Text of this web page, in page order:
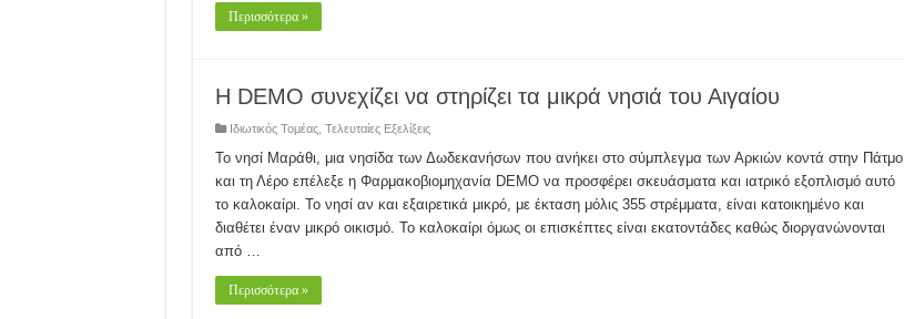
Περισσότερα »
Η DEMO συνεχίζει να στηρίζει τα μικρά νησιά του Αιγαίου
Ιδιωτικός Τομέας, Τελευταίες Εξελίξεις
To νησί Μαράθι, μια νησίδα των Δωδεκανήσων που ανήκει στο σύμπλεγμα των Αρκιών κοντά στην Πάτμο
και τη Λέρο επέλεξε η Φαρμακοβιομηχανία DEMO να προσφέρει σκευάσματα και ιατρικό εξοπλισμό αυτό
το καλοκαίρι. Το νησί αν και εξαιρετικά μικρό, με έκταση μόλις 355 στρέμματα, είναι κατοικημένο και
διαθέτει έναν μικρό οικισμό. Το καλοκαίρι όμως οι επισκέπτες είναι εκατοντάδες καθώς διοργανώνονται
από …
Περισσότερα »